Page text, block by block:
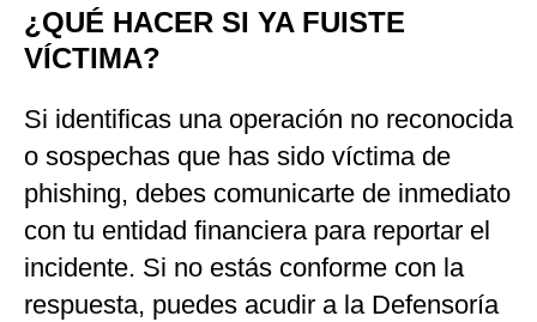
¿QUÉ HACER SI YA FUISTE
VÍCTIMA?
Si identificas una operación no reconocida
o sospechas que has sido víctima de
phishing, debes comunicarte de inmediato
con tu entidad financiera para reportar el
incidente. Si no estás conforme con la
respuesta, puedes acudir a la Defensoría